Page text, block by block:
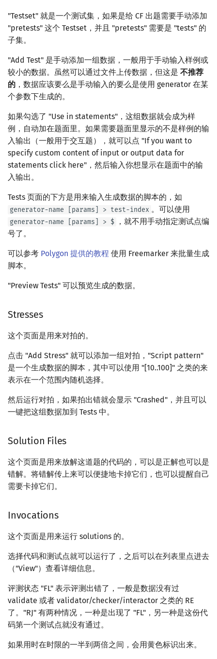
"Testset" 就是一个测试集，如果是给 CF 出题需要手动添加
"pretests" 这个 Testset，并且 "pretests" 需要是 "tests" 的
子集。
"Add Test" 是手动添加一组数据，一般用于手动输入样例或
较小的数据。虽然可以通过文件上传数据，但这是 不推荐
的 ，数据应该要么是手动输入的要么是使用 generator 在某
个参数下生成的。
如果勾选了 "Use in statements"，这组数据就会成为样
例，自动加在题面里。如果需要题面里显示的不是样例的输
入输出（一般用于交互题），就可以点 "If you want to
specify custom content of input or output data for
statements click here"，然后输入你想显示在题面中的输
入输出。
Tests 页面的下方是用来输入生成数据的脚本的，如
generator-name [params] > test-index 。可以使用
generator-name [params] > $
，就不用手动指定测试点编
号了。
可以参考 Polygon 提供的教程 使用 Freemarker 来批量生成
脚本。
"Preview Tests" 可以预览生成的数据。
Stresses
这个页面是用来对拍的。
点击 "Add Stress" 就可以添加一组对拍，"Script pattern"
是一个生成数据的脚本，其中可以使用 "[10..100]" 之类的来
表示在一个范围内随机选择。
然后运行对拍，如果拍出错就会显示 "Crashed"，并且可以
一键把这组数据加到 Tests 中。
Solution Files
这个页面是用来放解这道题的代码的，可以是正解也可以是
错解。将错解传上来可以便捷地卡掉它们，也可以提醒自己
需要卡掉它们。
Invocations
这个页面是用来运行 solutions 的。
选择代码和测试点就可以运行了，之后可以在列表里点进去
（"View"）查看详细信息。
评测状态 "FL" 表示评测出错了，一般是数据没有过
validate 或者 validator/checker/interactor 之类的 RE
了。"RJ" 有两种情况，一种是出现了 "FL"，另一种是这份代
码第一个测试点就没有通过。
如果用时在时限的一半到两倍之间，会用黄色标识出来。